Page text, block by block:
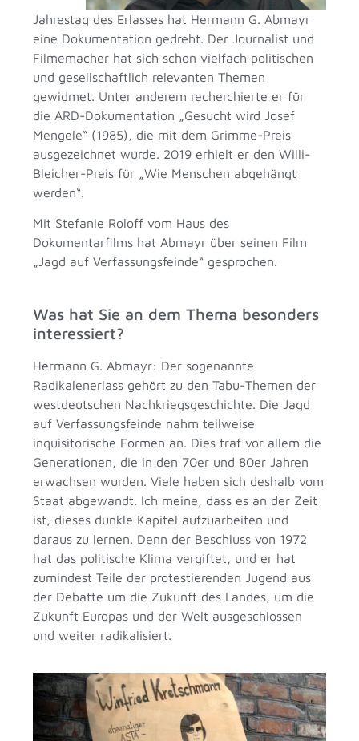
Jahrestag des Erlasses hat Hermann G. Abmayr
eine Dokumentation gedreht. Der Journalist und
Filmemacher hat sich schon vielfach politischen
und gesellschaftlich relevanten Themen
gewidmet. Unter anderem recherchierte er für
die ARD-Dokumentation „Gesucht wird Josef
Mengele“ (1985), die mit dem Grimme-Preis
ausgezeichnet wurde. 2019 erhielt er den Willi-
Bleicher-Preis für „Wie Menschen abgehängt
werden“.
Mit Stefanie Roloff vom Haus des
Dokumentarfilms hat Abmayr über seinen Film
„Jagd auf Verfassungsfeinde“ gesprochen.
Was hat Sie an dem Thema besonders
interessiert?
Hermann G. Abmayr: Der sogenannte
Radikalenerlass gehört zu den Tabu-Themen der
westdeutschen Nachkriegsgeschichte. Die Jagd
auf Verfassungsfeinde nahm teilweise
inquisitorische Formen an. Dies traf vor allem die
Generationen, die in den 70er und 80er Jahren
erwachsen wurden. Viele haben sich deshalb vom
Staat abgewandt. Ich meine, dass es an der Zeit
ist, dieses dunkle Kapitel aufzuarbeiten und
daraus zu lernen. Denn der Beschluss von 1972
hat das politische Klima vergiftet, und er hat
zumindest Teile der protestierenden Jugend aus
der Debatte um die Zukunft des Landes, um die
Zukunft Europas und der Welt ausgeschlossen
und weiter radikalisiert.